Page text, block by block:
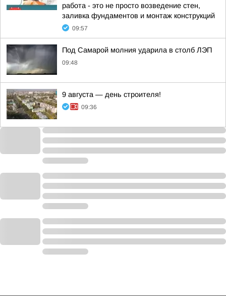
работа - это не просто возведение стен,
заливка фундаментов и монтаж конструкций
09:57
Под Самарой молния ударила в столб ЛЭП
09:48
9 августа — день строителя!
09:36